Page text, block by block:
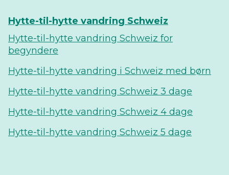
Hytte-til-hytte vandring Schweiz
Hytte-til-hytte vandring Schweiz for
begyndere
Hytte-til-hytte vandring i Schweiz med børn
Hytte-til-hytte vandring Schweiz 3 dage
Hytte-til-hytte vandring Schweiz 4 dage
Hytte-til-hytte vandring Schweiz 5 dage